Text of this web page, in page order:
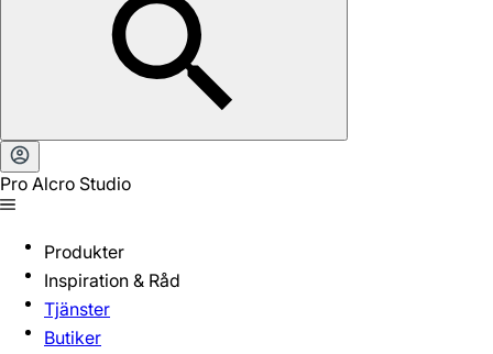
Pro Alcro Studio
Produkter
Inspiration & Råd
Tjänster
Butiker